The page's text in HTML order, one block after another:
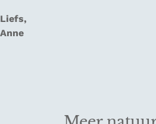
Liefs,
Anne